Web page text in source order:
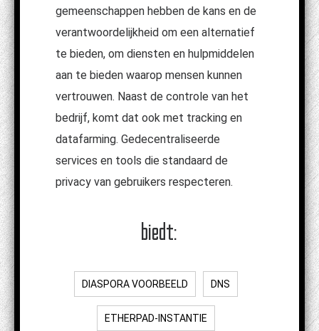
gemeenschappen hebben de kans en de
verantwoordelijkheid om een ​​alternatief
te bieden, om diensten en hulpmiddelen
aan te bieden waarop mensen kunnen
vertrouwen. Naast de controle van het
bedrijf, komt dat ook met tracking en
datafarming. Gedecentraliseerde
services en tools die standaard de
privacy van gebruikers respecteren.
biedt:
DIASPORA VOORBEELD DNS
ETHERPAD-INSTANTIE